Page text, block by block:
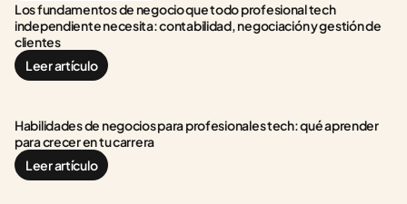
Los fundamentos de negocio que todo profesional tech
independiente necesita: contabilidad, negociación y gestión de
clientes
Leer artículo
Habilidades de negocios para profesionales tech: qué aprender
para crecer en tu carrera
Leer artículo